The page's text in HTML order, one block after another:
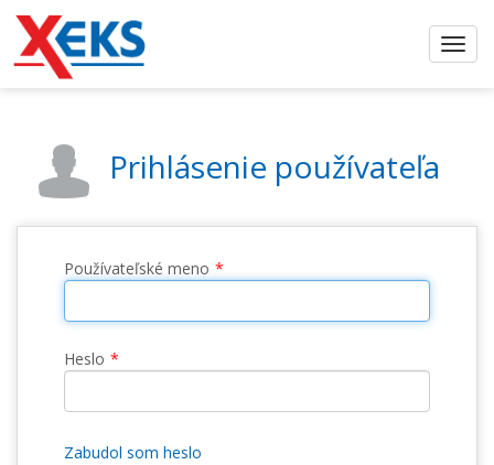
Prihlásenie používateľa
Používateľské meno
Heslo
Zabudol som heslo